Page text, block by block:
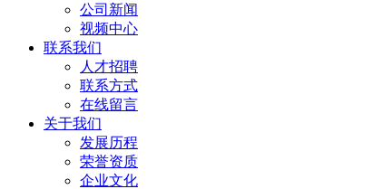
公司新闻
视频中心
联系我们
人才招聘
联系方式
在线留言
关于我们
发展历程
荣誉资质
企业文化